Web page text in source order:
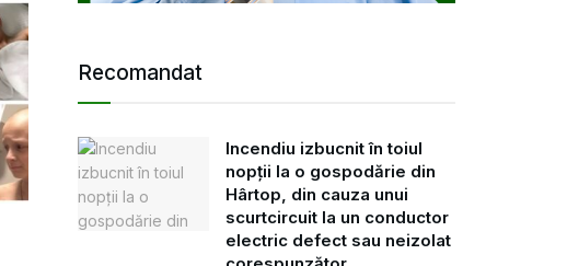
Recomandat
Incendiu izbucnit în toiul
nopții la o gospodărie din
Hârtop, din cauza unui
scurtcircuit la un conductor
electric defect sau neizolat